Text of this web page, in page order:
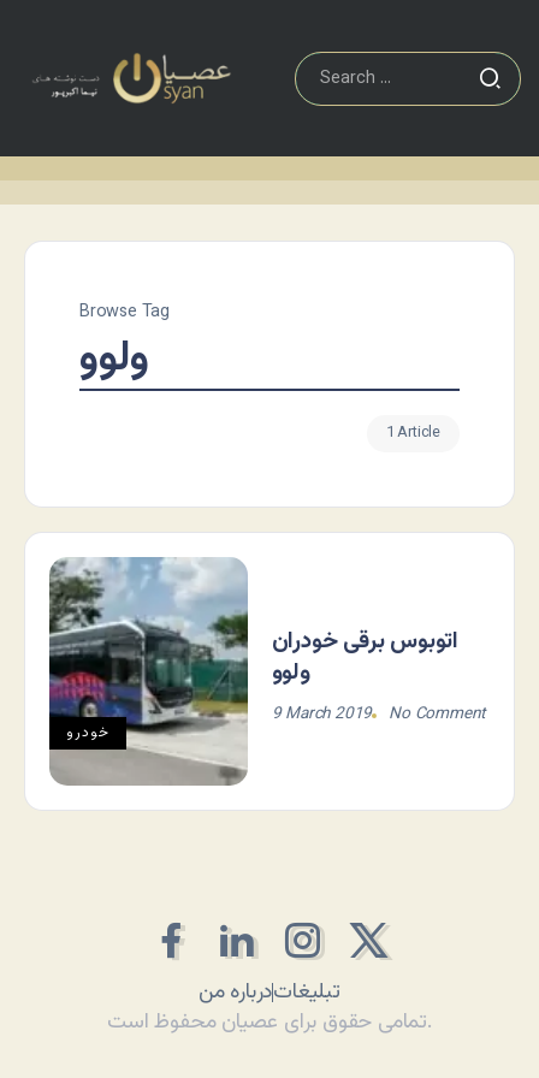
Browse Tag
ولوو
1 Article
خودرو
اتوبوس برقی خودران
ولوو
9 March 2019 No Comment
درباره منتبلیغات
تمامی حقوق برای عصیان محفوظ است.